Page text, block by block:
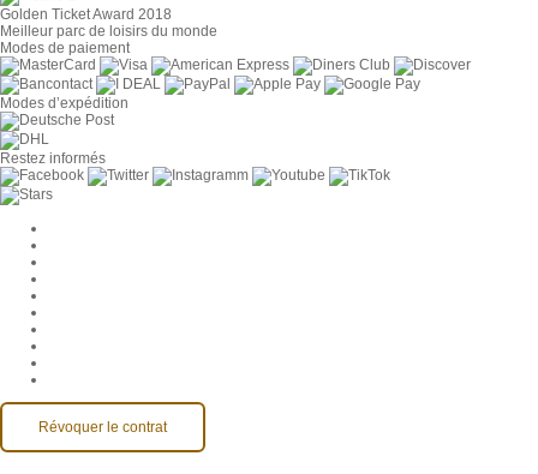
Golden Ticket Award 2018
Meilleur parc de loisirs du monde
Modes de paiement
Modes d’expédition
Restez informés
Révoquer le contrat